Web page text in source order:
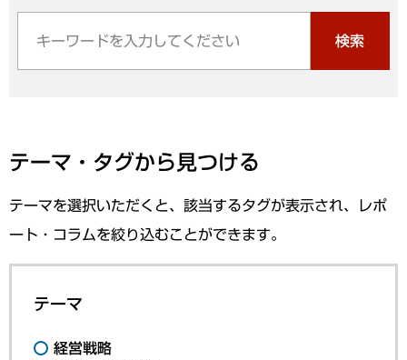
検索
テーマ・タグから見つける
テーマを選択いただくと、該当するタグが表示され、レポ
ート・コラムを絞り込むことができます。
テーマ
経営戦略